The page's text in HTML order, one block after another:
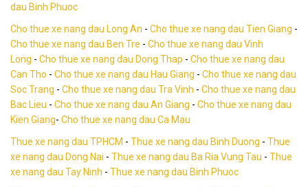
dau Binh Phuoc
Cho thue xe nang dau Long An - Cho thue xe nang dau Tien Giang -
Cho thue xe nang dau Ben Tre - Cho thue xe nang dau Vinh
Long - Cho thue xe nang dau Dong Thap - Cho thue xe nang dau
Can Tho - Cho thue xe nang dau Hau Giang - Cho thue xe nang dau
Soc Trang - Cho thue xe nang dau Tra Vinh - Cho thue xe nang dau
Bac Lieu - Cho thue xe nang dau An Giang - Cho thue xe nang dau
Kien Giang- Cho thue xe nang dau Ca Mau
Thue xe nang dau TPHCM - Thue xe nang dau Binh Duong - Thue
xe nang dau Dong Nai - Thue xe nang dau Ba Ria Vung Tau - Thue
xe nang dau Tay Ninh - Thue xe nang dau Binh Phuoc